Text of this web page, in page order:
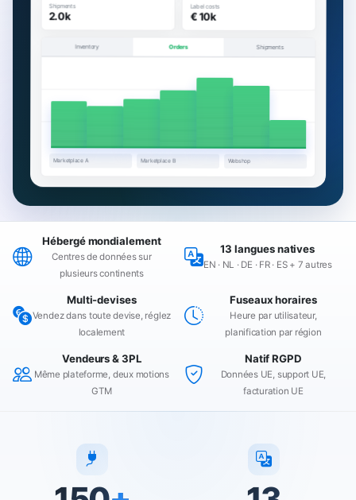
Shipments
2.0k
Label costs
€ 10k
Inventory Orders Shipments
Marketplace A Marketplace B Webshop
Hébergé mondialement
Centres de données sur
plusieurs continents
13 langues natives
EN · NL · DE · FR · ES + 7 autres
Multi-devises
Vendez dans toute devise, réglez
localement
Fuseaux horaires
Heure par utilisateur,
planification par région
Vendeurs & 3PL
Même plateforme, deux motions
GTM
Natif RGPD
Données UE, support UE,
facturation UE